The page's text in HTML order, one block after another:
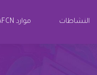
النشاطات موارد AFCN